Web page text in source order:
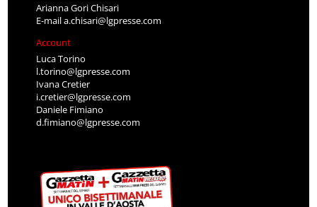
Arianna Gori Chisari
E-maila.chisari@lgpresse.com
Account
Luca Torino
l.torino@lgpresse.com
Ivana Cretier
i.cretier@lgpresse.com
Daniele Fimiano
d.fimiano@lgpresse.com